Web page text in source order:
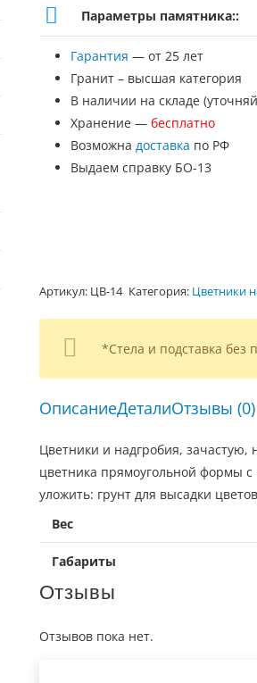
Параметры памятника::
Гарантия — от 25 лет
Гранит – высшая категория
В наличии на складе
Хранение — бесплатно
Возможна доставка по РФ
Выдаем справку БО-13
Артикул: ЦВ-14 Категория: Цветники
*Стела и подставка без
ОписаниеДеталиОтзывы (0)
Цветники и надгробия,
цветника прямоугольной формы
уложить: грунт для высадки
Вес
Габариты
Отзывы
Отзывов пока нет.